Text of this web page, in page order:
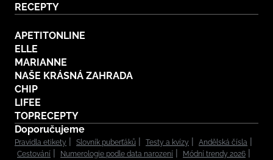
RECEPTY
APETITONLINE
ELLE
MARIANNE
NAŠE KRÁSNÁ ZAHRADA
CHIP
LIFEE
TOPRECEPTY
Doporučujeme
Pravidla etikety Slovník puberťáků Testy a kvízy
Andělská čísla
Cestování
Numerologie podle data narození
Módní trendy 2026